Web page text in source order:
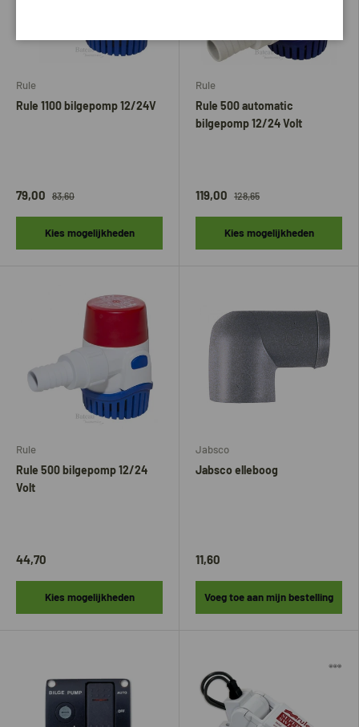
Rule
Rule 1100 bilgepomp 12/24V
79,00 83,60
Kies mogelijkheden
Rule
Rule 500 automatic
bilgepomp 12/24 Volt
119,00 128,65
Kies mogelijkheden
Rule
Rule 500 bilgepomp 12/24
Volt
44,70
Kies mogelijkheden
Jabsco
Jabsco elleboog
11,60
Voeg toe aan mijn bestelling